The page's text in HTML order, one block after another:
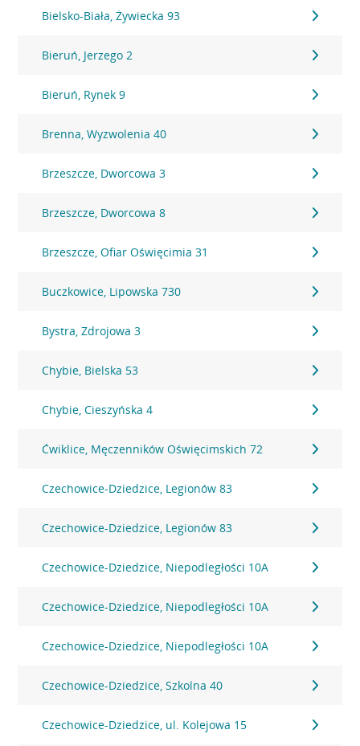
Bielsko-Biała, Żywiecka 93
Bieruń, Jerzego 2
Bieruń, Rynek 9
Brenna, Wyzwolenia 40
Brzeszcze, Dworcowa 3
Brzeszcze, Dworcowa 8
Brzeszcze, Ofiar Oświęcimia 31
Buczkowice, Lipowska 730
Bystra, Zdrojowa 3
Chybie, Bielska 53
Chybie, Cieszyńska 4
Ćwiklice, Męczenników Oświęcimskich 72
Czechowice-Dziedzice, Legionów 83
Czechowice-Dziedzice, Legionów 83
Czechowice-Dziedzice, Niepodległości 10A
Czechowice-Dziedzice, Niepodległości 10A
Czechowice-Dziedzice, Niepodległości 10A
Czechowice-Dziedzice, Szkolna 40
Czechowice-Dziedzice, ul. Kolejowa 15